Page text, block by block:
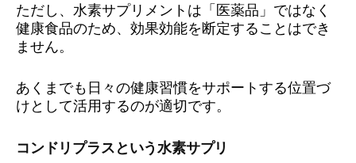
ただし、水素サプリメントは「医薬品」ではなく
健康食品のため、効果効能を断定することはでき
ません。
あくまでも日々の健康習慣をサポートする位置づ
けとして活用するのが適切です。
コンドリプラスという水素サプリ